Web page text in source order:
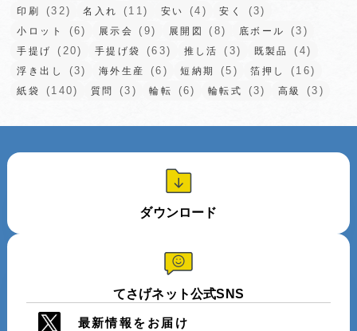
印刷 (32) 名入れ (11) 安い (4) 安く (3)
小ロット (6) 展示会 (9) 展開図 (8) 底ボール (3)
手提げ (20) 手提げ袋 (63) 推し活 (3) 既製品 (4)
浮き出し (3) 海外生産 (6) 短納期 (5) 箔押し (16)
紙袋 (140) 質問 (3) 輪転 (6) 輪転式 (3) 高級 (3)
ダウンロード
てさげネット公式SNS
最新情報をお届け